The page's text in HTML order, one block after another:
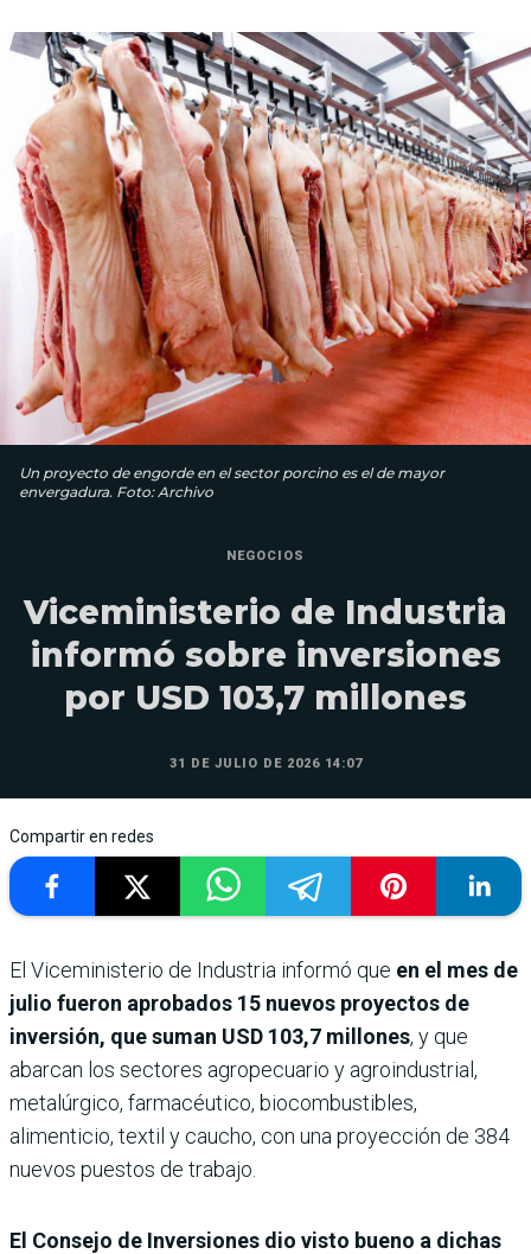
Un proyecto de engorde en el sector porcino es el de mayor
envergadura. Foto: Archivo
NEGOCIOS
Viceministerio de Industria
informó sobre inversiones
por USD 103,7 millones
31 DE JULIO DE 2026 14:07
Compartir en redes
El Viceministerio de Industria informó que en el mes de
julio fueron aprobados 15 nuevos proyectos de
inversión, que suman USD 103,7 millones, y que
abarcan los sectores agropecuario y agroindustrial,
metalúrgico, farmacéutico, biocombustibles,
alimenticio, textil y caucho, con una proyección de 384
nuevos puestos de trabajo.
El Consejo de Inversiones dio visto bueno a dichas